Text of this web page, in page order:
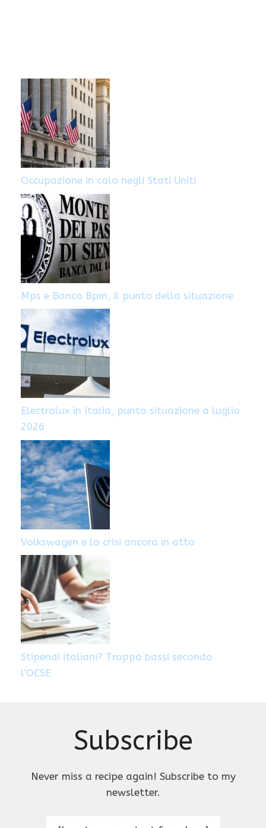
Occupazione in calo negli Stati Uniti
Mps e Banco Bpm, il punto della situazione
Electrolux in Italia, punto situazione a luglio
2026
Volkswagen e la crisi ancora in atto
Stipendi italiani? Troppo bassi secondo
l’OCSE
Subscribe
Never miss a recipe again! Subscribe to my
newsletter.